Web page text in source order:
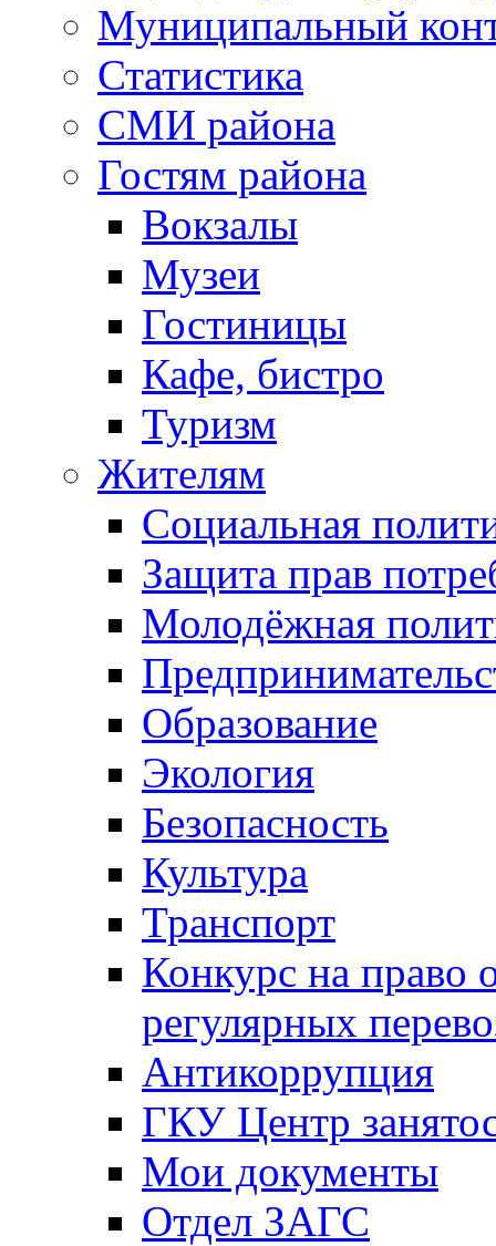
Муниципальный
Статистика
СМИ района
Гостям района
Вокзалы
Музеи
Гостиницы
Кафе, бистро
Туризм
Жителям
Социальная
Защита прав
Молодёжная
Образование
Экология
Безопасность
Культура
Транспорт
Конкурс на право
регулярных
Антикоррупция
ГКУ Центр
Мои документы
Отдел ЗАГС